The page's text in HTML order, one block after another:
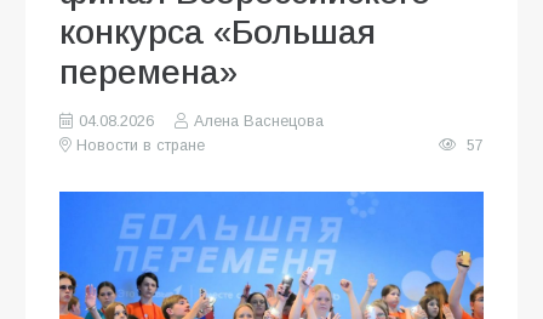
конкурса «Большая
перемена»
04.08.2026
Алена Васнецова
Новости в стране
57